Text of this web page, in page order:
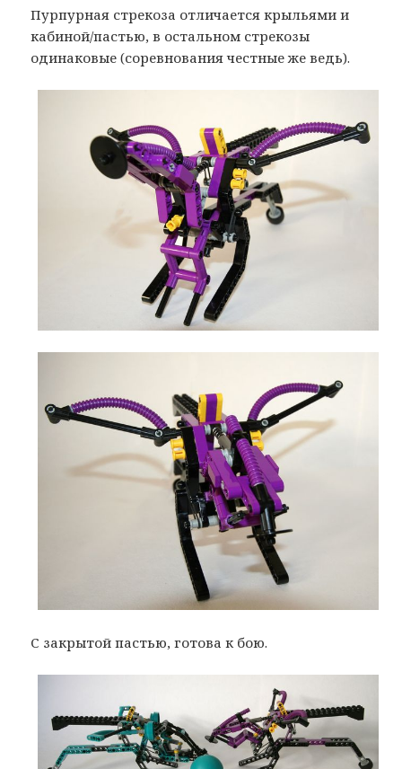
Пурпурная стрекоза отличается крыльями и
кабиной/пастью, в остальном стрекозы
одинаковые (соревнования честные же ведь).
С закрытой пастью, готова к бою.